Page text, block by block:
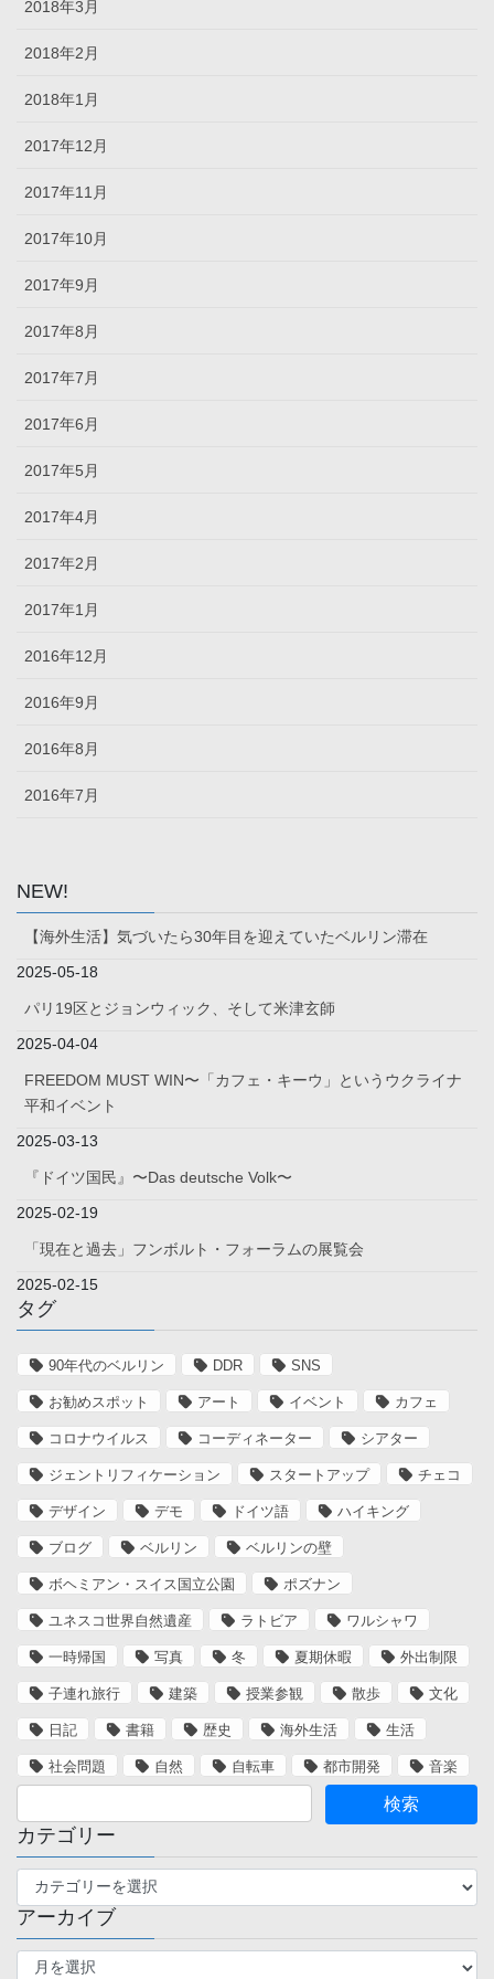
2018年3月
2018年2月
2018年1月
2017年12月
2017年11月
2017年10月
2017年9月
2017年8月
2017年7月
2017年6月
2017年5月
2017年4月
2017年2月
2017年1月
2016年12月
2016年9月
2016年8月
2016年7月
NEW!
【海外生活】気づいたら30年目を迎えていたベルリン滞在
2025-05-18
パリ19区とジョンウィック、そして米津玄師
2025-04-04
FREEDOM MUST WIN〜「カフェ・キーウ」というウクライナ
平和イベント
2025-03-13
『ドイツ国民』〜Das deutsche Volk〜
2025-02-19
「現在と過去」フンボルト・フォーラムの展覧会
2025-02-15
タグ
90年代のベルリン DDR SNS
お勧めスポット アート イベント カフェ
コロナウイルス コーディネーター シアター
ジェントリフィケーション スタートアップ チェコ
デザイン デモ ドイツ語 ハイキング
ブログ ベルリン ベルリンの壁
ボヘミアン・スイス国立公園 ポズナン
ユネスコ世界自然遺産 ラトビア ワルシャワ
一時帰国 写真 冬 夏期休暇 外出制限
子連れ旅行 建築 授業参観 散歩 文化
日記 書籍 歴史 海外生活 生活
社会問題 自然 自転車 都市開発 音楽
カテゴリー
テ
ゴ
リ
アーカイブ
ア